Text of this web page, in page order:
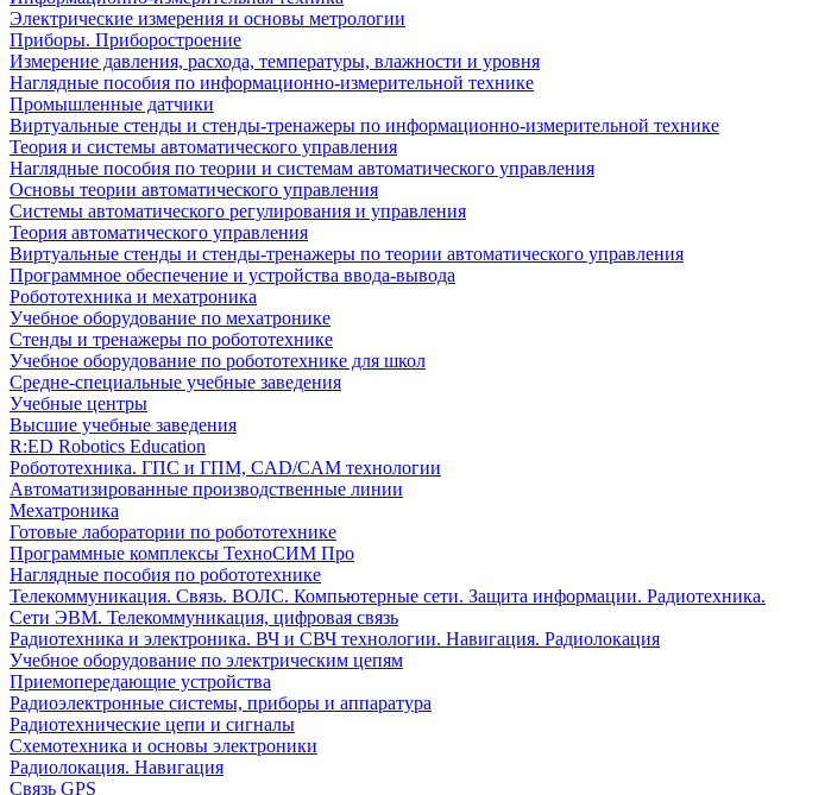
Электрические измерения и основы метрологии
Приборы. Приборостроение
Измерение давления, расхода, температуры, влажности и уровня
Наглядные пособия по информационно-измерительной технике
Промышленные датчики
Виртуальные стенды и стенды-тренажеры по информационно-измерительной технике
Теория и системы автоматического управления
Наглядные пособия по теории и системам автоматического управления
Основы теории автоматического управления
Системы автоматического регулирования и управления
Теория автоматического управления
Виртуальные стенды и стенды-тренажеры по теории автоматического управления
Программное обеспечение и устройства ввода-вывода
Робототехника и мехатроника
Учебное оборудование по мехатронике
Стенды и тренажеры по робототехнике
Учебное оборудование по робототехнике для школ
Средне-специальные учебные заведения
Учебные центры
Высшие учебные заведения
R:ED Robotics Education
Робототехника. ГПС и ГПМ, CAD/CAM технологии
Автоматизированные производственные линии
Мехатроника
Готовые лаборатории по робототехнике
Программные комплексы ТехноСИМ Про
Наглядные пособия по робототехнике
Телекоммуникация. Связь. ВОЛС. Компьютерные сети. Защита информации. Радиотехника.
Сети ЭВМ. Телекоммуникация, цифровая связь
Радиотехника и электроника. ВЧ и СВЧ технологии. Навигация. Радиолокация
Учебное оборудование по электрическим цепям
Приемопередающие устройства
Радиоэлектронные системы, приборы и аппаратура
Радиотехнические цепи и сигналы
Схемотехника и основы электроники
Радиолокация. Навигация
Связь GPS